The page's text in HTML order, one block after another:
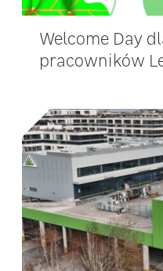
Welcome Day
pracowników